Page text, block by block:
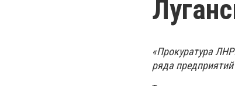
«Прокуратура
ряда